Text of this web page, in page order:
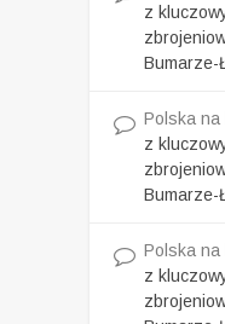
z
Bumarze-
Polska na
z
Bumarze-
Polska na
z